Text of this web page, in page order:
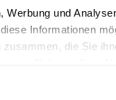
Werbung und
Informationen
zusammen, die Sie